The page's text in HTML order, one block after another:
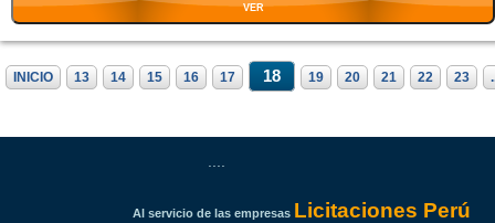
VER
INICIO 13 14 15 16 17 18 19 20 21 22 23
Al servicio de las empresas Licitaciones Perú